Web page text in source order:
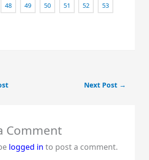
48 49 50 51 52 53
Next Post →
Comment
logged in to post a comment.